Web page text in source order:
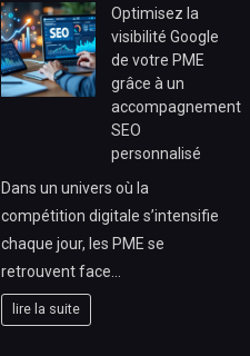
Optimisez la
visibilité Google
de votre PME
grâce à un
accompagnement
SEO
personnalisé
Dans un univers où la
compétition digitale s’intensifie
chaque jour, les PME se
retrouvent face…
lire la suite